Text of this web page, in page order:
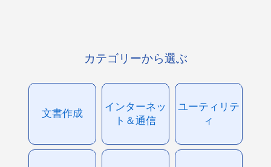
カテゴリーから選ぶ
文書作成
インターネッ
ト＆通信
ユーティリテ
ィ